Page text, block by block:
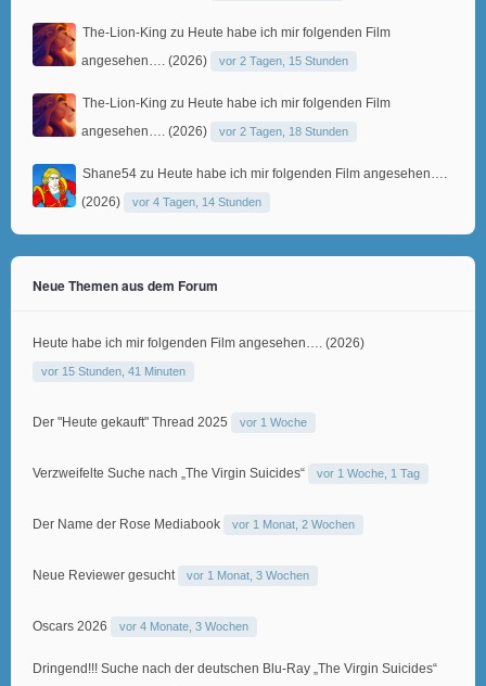
The-Lion-King zu Heute habe ich mir folgenden Film
angesehen…. (2026)
vor 2 Tagen, 15 Stunden
The-Lion-King zu Heute habe ich mir folgenden Film
angesehen…. (2026)
vor 2 Tagen, 18 Stunden
Shane54 zu Heute habe ich mir folgenden Film angesehen….
(2026)
vor 4 Tagen, 14 Stunden
Neue Themen aus dem Forum
Heute habe ich mir folgenden Film angesehen…. (2026)
vor 15 Stunden, 41 Minuten
Der "Heute gekauft" Thread 2025 vor 1 Woche
Verzweifelte Suche nach „The Virgin Suicides“ vor 1 Woche, 1 Tag
Der Name der Rose Mediabook vor 1 Monat, 2 Wochen
Neue Reviewer gesucht vor 1 Monat, 3 Wochen
Oscars 2026 vor 4 Monate, 3 Wochen
Dringend!!! Suche nach der deutschen Blu-Ray „The Virgin Suicides“